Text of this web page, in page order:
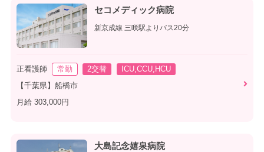
セコメディック病院
新京成線 三咲駅よりバス20分
正看護師 常勤 2交替
ICU,CCU,HCU
【千葉県】船橋市
月給 303,000円
大島記念嬉泉病院